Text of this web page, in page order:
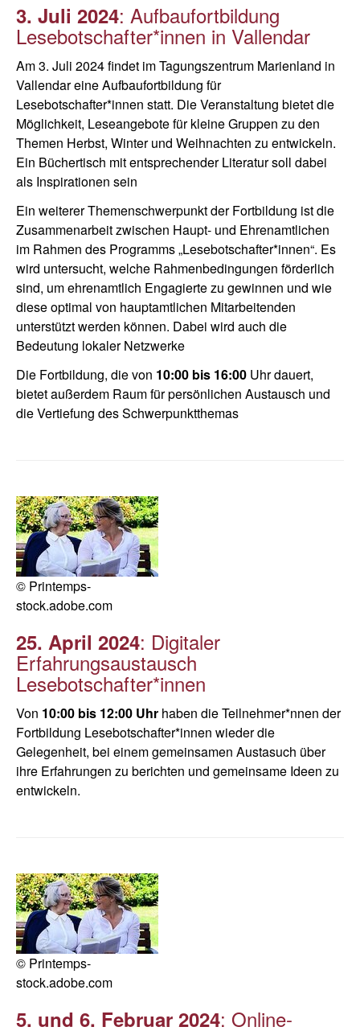
3. Juli 2024: Aufbaufortbildung
Lesebotschafter*innen in Vallendar
Am 3. Juli 2024 findet im Tagungszentrum Marienland in
Vallendar eine Aufbaufortbildung für
Lesebotschafter*innen statt. Die Veranstaltung bietet die
Möglichkeit, Leseangebote für kleine Gruppen zu den
Themen Herbst, Winter und Weihnachten zu entwickeln.
Ein Büchertisch mit entsprechender Literatur soll dabei
als Inspirationen sein
Ein weiterer Themenschwerpunkt der Fortbildung ist die
Zusammenarbeit zwischen Haupt- und Ehrenamtlichen
im Rahmen des Programms „Lesebotschafter*innen“. Es
wird untersucht, welche Rahmenbedingungen förderlich
sind, um ehrenamtlich Engagierte zu gewinnen und wie
diese optimal von hauptamtlichen Mitarbeitenden
unterstützt werden können. Dabei wird auch die
Bedeutung lokaler Netzwerke
Die Fortbildung, die von 10:00 bis 16:00 Uhr dauert,
bietet außerdem Raum für persönlichen Austausch und
die Vertiefung des Schwerpunktthemas
© Printemps-
stock.adobe.com
25. April 2024: Digitaler
Erfahrungsaustausch
Lesebotschafter*innen
Von 10:00 bis 12:00 Uhr haben die Teilnehmer*nnen der
Fortbildung Lesebotschafter*innen wieder die
Gelegenheit, bei einem gemeinsamen Austasuch über
ihre Erfahrungen zu berichten und gemeinsame Ideen zu
entwickeln.
© Printemps-
stock.adobe.com
5. und 6. Februar 2024: Online-